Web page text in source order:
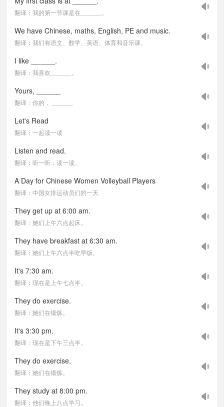
翻译：我的第一节课是在______。
We have Chinese, maths, English, PE and music.
翻译：我们有语文、数学、英语、体育和音乐课。
I like ______.
翻译：我喜欢______。
Yours, ______
翻译：你的， ______
Let's Read
翻译：一起读一读
Listen and read.
翻译：听一听，读一读。
A Day for Chinese Women Volleyball Players
翻译：中国女排运动员们的一天
They get up at 6:00 am.
翻译：她们上午六点起床。
They have breakfast at 6:30 am.
翻译：她们上午六点半吃早饭。
It's 7:30 am.
翻译：现在是上午七点半。
They do exercise.
翻译：她们在锻炼。
It's 3:30 pm.
翻译：现在是下午三点半。
They do exercise.
翻译：她们在锻炼。
They study at 8:00 pm.
翻译：他们晚上八点学习。